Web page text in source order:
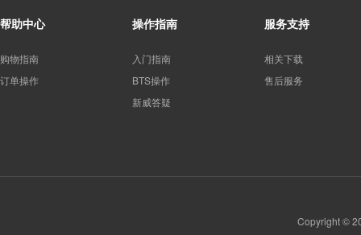
帮助中心
购物指南
订单操作
操作指南
入门指南
BTS操作
新威答疑
服务支持
相关下载
售后服务
Copyright ©